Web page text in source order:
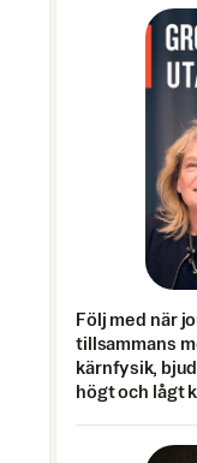
Följ med när
tillsammans
kärnfysik,
högt och lågt